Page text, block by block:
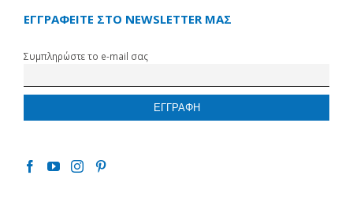
ΕΓΓΡΑΦΕΙΤΕ ΣΤΟ NEWSLETTER ΜΑΣ
Συμπληρώστε το e-mail σας